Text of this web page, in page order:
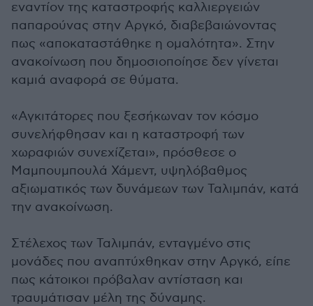
εναντίον της καταστροφής καλλιεργειών
παπαρούνας στην Αργκό, διαβεβαιώνοντας
πως «αποκαταστάθηκε η ομαλότητα». Στην
ανακοίνωση που δημοσιοποίησε δεν γίνεται
καμιά αναφορά σε θύματα.
«Αγκιτάτορες που ξεσήκωναν τον κόσμο
συνελήφθησαν και η καταστροφή των
χωραφιών συνεχίζεται», πρόσθεσε ο
Μαμπουμπουλά Χάμεντ, υψηλόβαθμος
αξιωματικός των δυνάμεων των Ταλιμπάν, κατά
την ανακοίνωση.
Στέλεχος των Ταλιμπάν, ενταγμένο στις
μονάδες που αναπτύχθηκαν στην Αργκό, είπε
πως κάτοικοι πρόβαλαν αντίσταση και
τραυμάτισαν μέλη της δύναμης.